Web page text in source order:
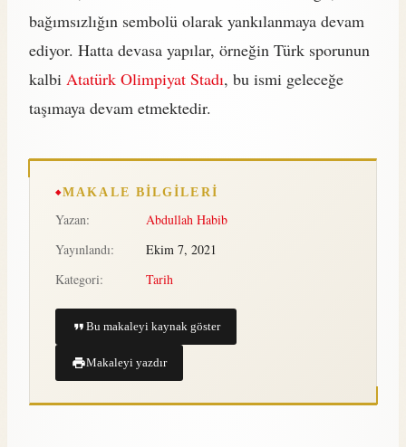
bağımsızlığın sembolü olarak yankılanmaya devam
ediyor. Hatta devasa yapılar, örneğin Türk sporunun
kalbi Atatürk Olimpiyat Stadı, bu ismi geleceğe
taşımaya devam etmektedir.
MAKALE BILGILERI
Yazan:
Abdullah Habib
Yayınlandı:
Ekim 7, 2021
Kategori:
Tarih
Bu makaleyi kaynak göster
Makaleyi yazdır